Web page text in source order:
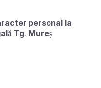
personal la
Tg. Mureș